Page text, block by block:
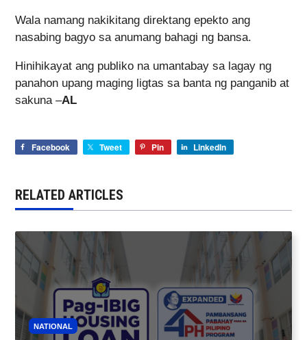
Wala namang nakikitang direktang epekto ang
nasabing bagyo sa anumang bahagi ng bansa.
Hinihikayat ang publiko na umantabay sa lagay ng
panahon upang maging ligtas sa banta ng panganib at
sakuna –AL
Facebook Tweet Pin LinkedIn
RELATED ARTICLES
NATIONAL